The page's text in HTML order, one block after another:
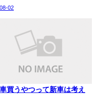
02
買うやつって新車は考え